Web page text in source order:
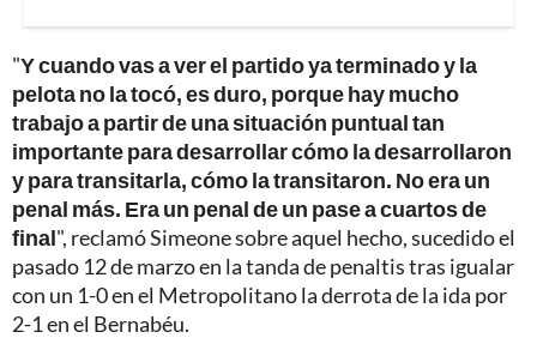
"Y cuando vas a ver el partido ya terminado y la
pelota no la tocó, es duro, porque hay mucho
trabajo a partir de una situación puntual tan
importante para desarrollar cómo la desarrollaron
y para transitarla, cómo la transitaron. No era un
penal más. Era un penal de un pase a cuartos de
final", reclamó Simeone sobre aquel hecho, sucedido el
pasado 12 de marzo en la tanda de penaltis tras igualar
con un 1-0 en el Metropolitano la derrota de la ida por
2-1 en el Bernabéu.